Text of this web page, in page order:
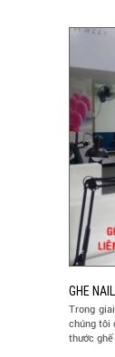
GHE
Trong
chúng tôi
thước